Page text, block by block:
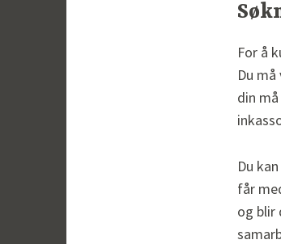
For å
Du
din
Du
får
og blir